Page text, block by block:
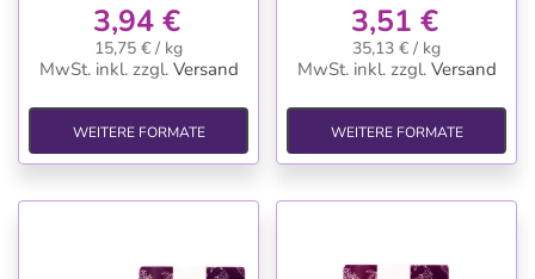
3,94 €
15,75 € / kg
MwSt. inkl. zzgl. Versand
WEITERE FORMATE
3,51 €
35,13 € / kg
MwSt. inkl. zzgl. Versand
WEITERE FORMATE